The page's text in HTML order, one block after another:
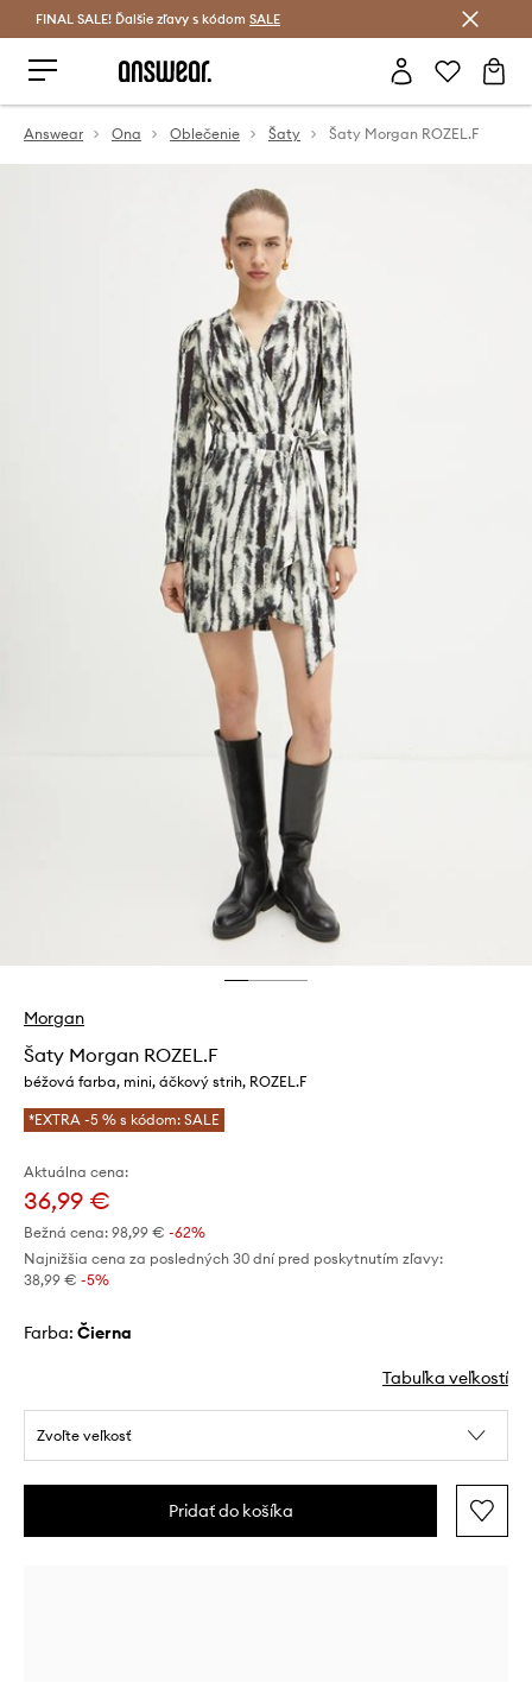
Šetrite s Answear Club >
FINAL SALE! Ďalšie zľavy s kódom SALE
Answear Ona Oblečenie Šaty Šaty Morgan ROZEL.F
Morgan
Šaty Morgan ROZEL.F
béžová farba, mini, áčkový strih, ROZEL.F
*EXTRA -5 % s kódom: SALE
Aktuálna cena:
36,99 €
Bežná cena: 98,99 € -62%
Najnižšia cena za posledných 30 dní pred poskytnutím zľavy:
38,99 € -5%
Farba: čierna
Tabuľka veľkostí
Zvoľte veľkosť
Pridať do košíka